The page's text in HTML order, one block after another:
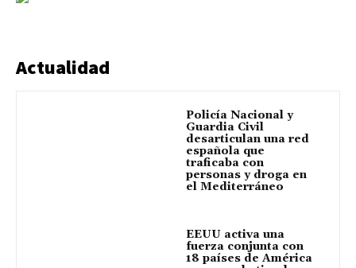
Actualidad
Policía Nacional y
Guardia Civil
desarticulan una red
española que
traficaba con
personas y droga en
el Mediterráneo
EEUU activa una
fuerza conjunta con
18 países de América